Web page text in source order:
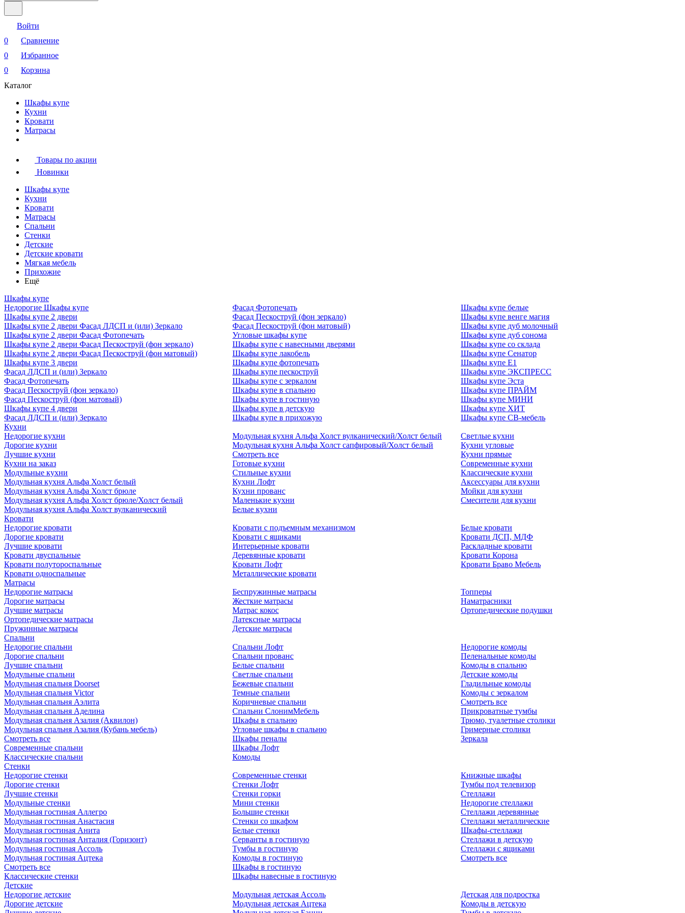
Войти
0
Сравнение
0
Избранное
0
Корзина
Каталог
Шкафы купе
Кухни
Кровати
Матрасы
Товары по акции
Новинки
Шкафы купе
Кухни
Кровати
Матрасы
Cпальни
Стенки
Детские
Детские кровати
Мягкая мебель
Прихожие
Ещё
Шкафы купе
Недорогие Шкафы купе
Шкафы купе 2 двери
Шкафы купе 2 двери Фасад ЛДСП и (или) Зеркало
Шкафы купе 2 двери Фасад Фотопечать
Шкафы купе 2 двери Фасад Пескоструй (фон зеркало)
Шкафы купе 2 двери Фасад Пескоструй (фон матовый)
Шкафы купе 3 двери
Фасад ЛДСП и (или) Зеркало
Фасад Фотопечать
Фасад Пескоструй (фон зеркало)
Фасад Пескоструй (фон матовый)
Шкафы купе 4 двери
Фасад ЛДСП и (или) Зеркало
Фасад Фотопечать
Фасад Пескоструй (фон зеркало)
Фасад Пескоструй (фон матовый)
Угловые шкафы купе
Шкафы купе с навесными дверями
Шкафы купе лакобель
Шкафы купе фотопечать
Шкафы купе пескоструй
Шкафы купе с зеркалом
Шкафы купе в спальню
Шкафы купе в гостиную
Шкафы купе в детскую
Шкафы купе в прихожую
Шкафы купе белые
Шкафы купе венге магия
Шкафы купе дуб молочный
Шкафы купе дуб сонома
Шкафы купе со склада
Шкафы купе Сенатор
Шкафы купе Е1
Шкафы купе ЭКСПРЕСС
Шкафы купе Эста
Шкафы купе ПРАЙМ
Шкафы купе МИНИ
Шкафы купе ХИТ
Шкафы купе СВ-мебель
Кухни
Недорогие кухни
Дорогие кухни
Лучшие кухни
Кухни на заказ
Модульные кухни
Модульная кухня Альфа Холст белый
Модульная кухня Альфа Холст брюле
Модульная кухня Альфа Холст брюле/Холст белый
Модульная кухня Альфа Холст вулканический
Модульная кухня Альфа Холст вулканический/Холст белый
Модульная кухня Альфа Холст сапфировый/Холст белый
Смотреть все
Готовые кухни
Стильные кухни
Кухни Лофт
Кухни прованс
Маленькие кухни
Белые кухни
Светлые кухни
Кухни угловые
Кухни прямые
Современные кухни
Классические кухни
Аксессуары для кухни
Мойки для кухни
Смесители для кухни
Кровати
Недорогие кровати
Дорогие кровати
Лучшие кровати
Кровати двуспальные
Кровати полутороспальные
Кровати односпальные
Кровати с подъемным механизмом
Кровати с ящиками
Интерьерные кровати
Деревянные кровати
Кровати Лофт
Металлические кровати
Белые кровати
Кровати ДСП, МДФ
Раскладные кровати
Кровати Корона
Кровати Браво Мебель
Матрасы
Недорогие матрасы
Дорогие матрасы
Лучшие матрасы
Ортопедические матрасы
Пружинные матрасы
Беспружинные матрасы
Жесткие матрасы
Матрас кокос
Латексные матрасы
Детские матрасы
Топперы
Наматрасники
Ортопедические подушки
Cпальни
Недорогие спальни
Дорогие спальни
Лучшие спальни
Модульные спальни
Модульная спальня Doorset
Модульная спальня Victor
Модульная спальня Аэлита
Модульная спальня Аделина
Модульная спальня Азалия (Аквилон)
Модульная спальня Азалия (Кубань мебель)
Смотреть все
Современные спальни
Классические спальни
Спальни Лофт
Спальни прованс
Белые спальни
Светлые спальни
Бежевые спальни
Темные спальни
Коричневые спальни
Спальни СлонимМебель
Шкафы в спальню
Угловые шкафы в спальню
Шкафы пеналы
Шкафы Лофт
Комоды
Недорогие комоды
Пеленальные комоды
Комоды в спальню
Детские комоды
Гладильные комоды
Комоды с зеркалом
Смотреть все
Прикроватные тумбы
Трюмо, туалетные столики
Гримерные столики
Зеркала
Стенки
Недорогие стенки
Дорогие стенки
Лучшие стенки
Модульные стенки
Модульная гостиная Аллегро
Модульная гостиная Анастасия
Модульная гостиная Анита
Модульная гостиная Анталия (Горизонт)
Модульная гостиная Ассоль
Модульная гостиная Ацтека
Смотреть все
Классические стенки
Современные стенки
Стенки Лофт
Стенки горки
Мини стенки
Большие стенки
Стенки со шкафом
Белые стенки
Серванты в гостиную
Тумбы в гостиную
Комоды в гостиную
Шкафы в гостиную
Шкафы навесные в гостиную
Книжные шкафы
Тумбы под телевизор
Стеллажи
Недорогие стеллажи
Стеллажи деревянные
Стеллажи металлические
Шкафы-стеллажи
Стеллажи в детскую
Стеллажи с ящиками
Смотреть все
Детские
Недорогие детские
Дорогие детские
Модульная детская Ассоль
Модульная детская Ацтека
Детская для подростка
Комоды в детскую